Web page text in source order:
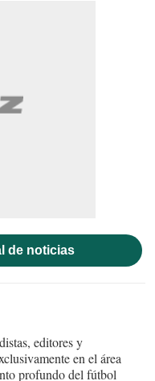
de noticias
editores y
en el área
profundo del fútbol